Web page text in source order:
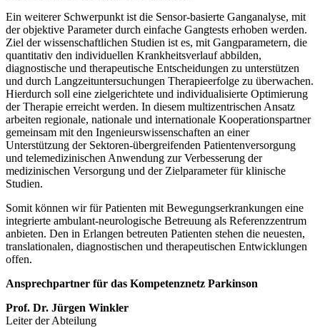
Ein weiterer Schwerpunkt ist die Sensor-basierte Ganganalyse, mit
der objektive Parameter durch einfache Gangtests erhoben werden.
Ziel der wissenschaftlichen Studien ist es, mit Gangparametern, die
quantitativ den individuellen Krankheitsverlauf abbilden,
diagnostische und therapeutische Entscheidungen zu unterstützen
und durch Langzeituntersuchungen Therapieerfolge zu überwachen.
Hierdurch soll eine zielgerichtete und individualisierte Optimierung
der Therapie erreicht werden. In diesem multizentrischen Ansatz
arbeiten regionale, nationale und internationale Kooperationspartner
gemeinsam mit den Ingenieurswissenschaften an einer
Unterstützung der Sektoren-übergreifenden Patientenversorgung
und telemedizinischen Anwendung zur Verbesserung der
medizinischen Versorgung und der Zielparameter für klinische
Studien.
Somit können wir für Patienten mit Bewegungserkrankungen eine
integrierte ambulant-neurologische Betreuung als Referenzzentrum
anbieten. Den in Erlangen betreuten Patienten stehen die neuesten,
translationalen, diagnostischen und therapeutischen Entwicklungen
offen.
Ansprechpartner für das Kompetenznetz Parkinson
Prof. Dr. Jürgen Winkler
Leiter der Abteilung